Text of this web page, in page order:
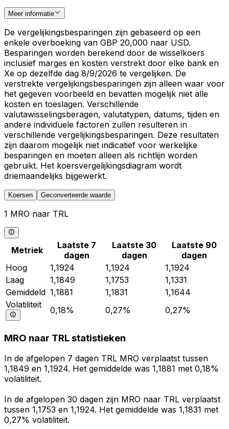
Meer informatie
De vergelijkingsbesparingen zijn gebaseerd op een
enkele overboeking van GBP 20,000 naar USD.
Besparingen worden berekend door de wisselkoers
inclusief marges en kosten verstrekt door elke bank en
Xe op dezelfde dag 8/9/2026 te vergelijken. De
verstrekte vergelijkingsbesparingen zijn alleen waar voor
het gegeven voorbeeld en bevatten mogelijk niet alle
kosten en toeslagen. Verschillende
valutawisselingsberagen, valutatypen, datums, tijden en
andere individuele factoren zullen resulteren in
verschillende vergelijkingsbesparingen. Deze resultaten
zijn daarom mogelijk niet indicatief voor werkelijke
besparingen en moeten alleen als richtlijn worden
gebruikt. Het koersvergelijkingsdiagram wordt
driemaandelijks bijgewerkt.
Koersen Geconverteerde waarde
1 MRO naar TRL
Metriek
Laatste 7
dagen
Laatste 30
dagen
Laatste 90
dagen
Hoog
1,1924 1,1924
1,1924
Laag
1,1849 1,1753
1,1331
Gemiddeld 1,1881 1,1831
1,1644
Volatiliteit
0,18% 0,27% 0,27%
MRO naar TRL statistieken
In de afgelopen 7 dagen TRL MRO verplaatst tussen
1,1849 en 1,1924. Het gemiddelde was 1,1881 met 0,18%
volatiliteit.
In de afgelopen 30 dagen zijn MRO naar TRL verplaatst
tussen 1,1753 en 1,1924. Het gemiddelde was 1,1831 met
0,27% volatiliteit.